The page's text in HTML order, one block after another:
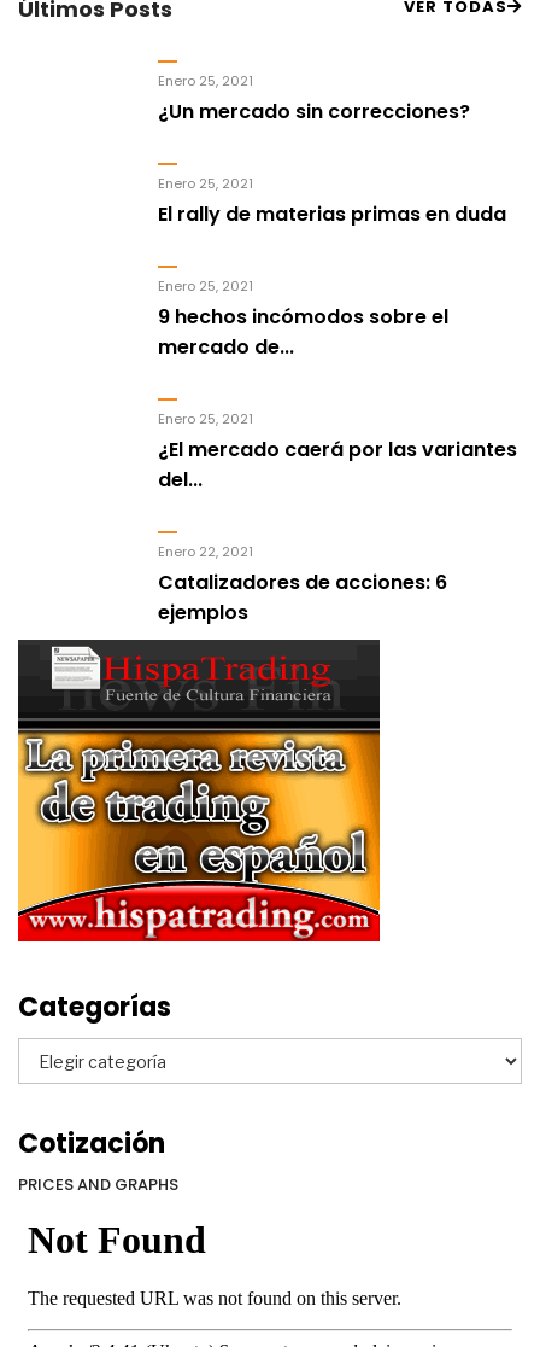
Últimos Posts VER TODAS
Enero 25, 2021
¿Un mercado sin correcciones?
Enero 25, 2021
El rally de materias primas en duda
Enero 25, 2021
9 hechos incómodos sobre el
mercado de...
Enero 25, 2021
¿El mercado caerá por las variantes
del...
Enero 22, 2021
Catalizadores de acciones: 6
ejemplos
Categorías
Categorías
Cotización
PRICES AND GRAPHS